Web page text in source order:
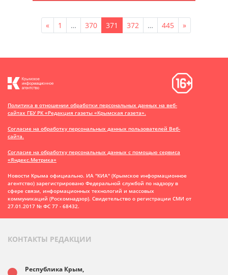
« 1 … 370 371 372 … 445 »
Политика в отношении обработки персональных данных на веб-
сайтах ГБУ РК «Редакция газеты «Крымская газета».
Согласие на обработку персональных данных пользователей Веб-
сайта.
Согласие на обработку персональных данных с помощью сервиса
«Яндекс.Метрика»
Новости Крыма официально. ИА "КИА" (Крымское информационное
агентство) зарегистрировано Федеральной службой по надзору в
сфере связи, информационных технологий и массовых
коммуникаций (Роскомнадзор). Свидетельство о регистрации СМИ от
27.01.2017 № ФС 77 - 68432.
КОНТАКТЫ РЕДАКЦИИ
Республика Крым,